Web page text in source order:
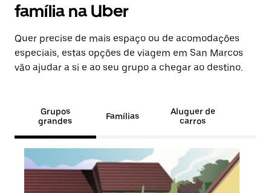
família na Uber
Quer precise de mais espaço ou de acomodações
especiais, estas opções de viagem em San Marcos
vão ajudar a si e ao seu grupo a chegar ao destino.
Grupos
grandes
Famílias
Aluguer de
carros